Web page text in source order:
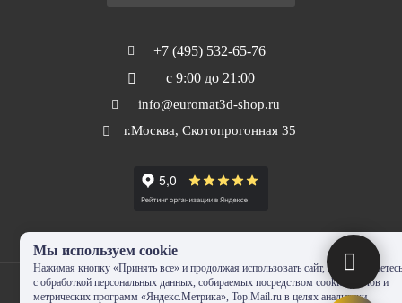
+7 (495) 532-65-76
с 9:00 до 21:00
info@euromat3d-shop.ru
г.Москва, Скотопрогонная 35
Мы используем cookie
Нажимая кнопку «Принять все» и продолжая использовать сайт, Вы
с обработкой персональных данных, собираемых посредством cookie-файлов и
метрических программ «Яндекс.Метрика», Top.Mail.ru в целях аналитики